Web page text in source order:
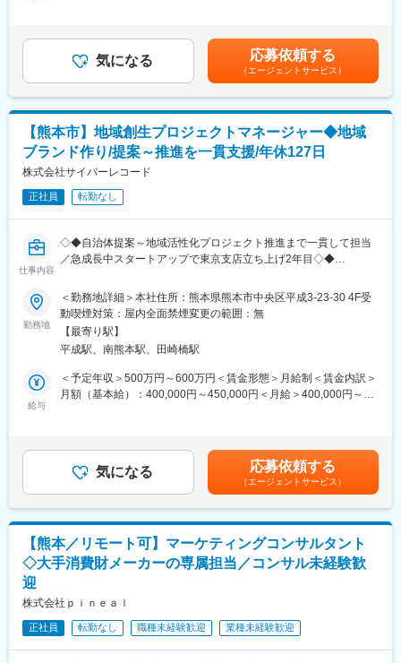
■キャリアパス：
営業以外にも商品企画やマーケティング、プロジェクトマネジメ
ントなど、幅広い分野でのキャリアアップが可能です。
■福利厚生：
資格取得支援制度、U・Iターン支援等充実した福利厚生が整って
います。定期健康診断や各種予防接種も会社負担で実施していま
す。
■業務内容：
・マーケットシェアを広げるための新規取引企業の開拓
・その他、人事組織・採用領域での課題解決に関わる業務
■こんな方におすすめ！
・地方創生や地域活性化に強い関心がある方
・地元に貢献したい、地域を盛り上げたいという想いをお持ちの
方
・単なる営業ではなく、「人」と「企業」をつなぐ価値創出にや
りがいを感じる方
・IPOを目指す企業で、組織づくりや事業拡大に主体的に関わりた
い方
■チーム構成：
３～5名の営業がおります！
■キャリアステップについて
メンバー（法人営業）→マネージャー→支社長代理（拠点マネジ
メント補佐）→拠点長（支社長）
■当社について
沖縄のセールスチームは現在3名+マネージャーの体制です。
インタラクティブ株式会社は2030年までの上場（IPO）を目指
し、事業・組織ともに拡大フェーズにあります。
・売上規模：100億円を目標
・時価総額：300億円規模を目指す
・「沖縄発IT企業としての上場」を掲げ、全国展開を推進
を加速中。
事業拡大と拠点展開に向け、社会的信頼の獲得＝IPO実現を重要戦
略としています。
給与補足＞※経験・能力を考慮の上、当社規定により優遇します。
※賞与：半期に一度の表彰制度あり※昇給：年2回賃金はあくまで
も目安の金額であり、選考を通じて上下する可能性があります。
月給(月額)は固定手当を含めた表記です。
気になる 応募依頼する
（エージェントサービス）
【熊本市】地域創生プロジェクトマネージャー◆地域
ブランド作り/提案～推進を一貫支援/年休127日
株式会社サイバーレコード
正社員 転勤なし
仕事内容
◇◆自治体提案～地域活性化プロジェクト推進まで一貫して担当
／急成長中スタートアップで東京支店立ち上げ2年目◇◆
■職務内容：
全国の自治体に対する新規提案活動と、受託後の地域活性化プロ
ジェクトの推進を担当していただきます。
単なる営業職ではなく、自治体への提案から事業立ち上げ、地域
事業者との連携、商品開発、PR施策の実行まで幅広く携われるポ
ジションです。
地域創生事業の責任者候補として、事業全体を推進していただく
自治体向けソリューションの提案から、受託後の地域活性化プロ
ジェクトの統括までお任せします。
・自治体への新規提案・課題ヒアリング
・地域特産品やふるさと納税返礼品の商品開発
・PR施策・イベント施策の企画運営
・プロジェクト全体の進捗管理・成果創出
■入社後の流れ：
ジェクト運営を習得していただきます。
勤務地
＜勤務地詳細＞本社住所：熊本県熊本市中央区平成3-23-30 4F受
動喫煙対策：屋内全面禁煙変更の範囲：無
【最寄り駅】
平成駅、南熊本駅、田崎橋駅
給与
＜予定年収＞500万円～600万円＜賃金形態＞月給制＜賃金内訳＞
月額（基本給）：400,000円～450,000円＜月給＞400,000円～
給(月額)は固定手当を含めた表記です。
気になる 応募依頼する
（エージェントサービス）
【熊本／リモート可】マーケティングコンサルタント
◇大手消費財メーカーの専属担当／コンサル未経験歓
迎
株式会社ｐｉｎｅａｌ
正社員 転勤なし 職種未経験歓迎 業種未経験歓迎